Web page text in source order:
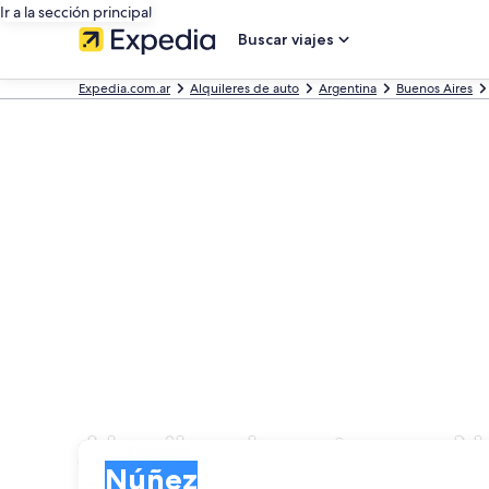
Ir a la sección principal
Buscar viajes
Expedia.com.ar Alquileres de auto Argentina Buenos Aires
Alquiler de autos en
Núñez